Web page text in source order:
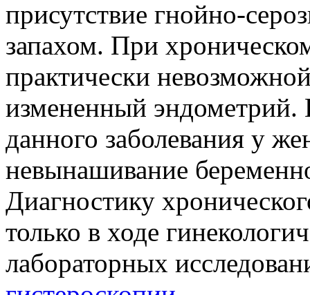
присутствие гнойно-
запахом. При
практически
измененный
данного заболевания у
невынашивание
Диагностику
только в ходе
лабораторных